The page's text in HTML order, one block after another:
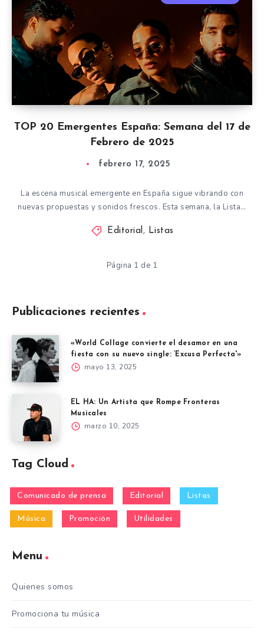
TOP 20 Emergentes España: Semana del 17 de
Febrero de 2025
febrero 17, 2025
La escena musical emergente en España sigue vibrando con
nuevas propuestas y sonidos frescos. Esta semana, la Lista…
Editorial, Listas
Página 1 de 1
Publicaciones recientes
«World Collage convierte el desamor en una
fiesta con su nuevo single: ‘Excusa Perfecta'»
mayo 13, 2025
EL HA: Un Artista que Rompe Fronteras
Musicales
marzo 10, 2025
Tag Cloud
Comunicado de prensa Editorial Listas
Música Promoción Utilidades
Menu
Quienes somos
Promociona tu música